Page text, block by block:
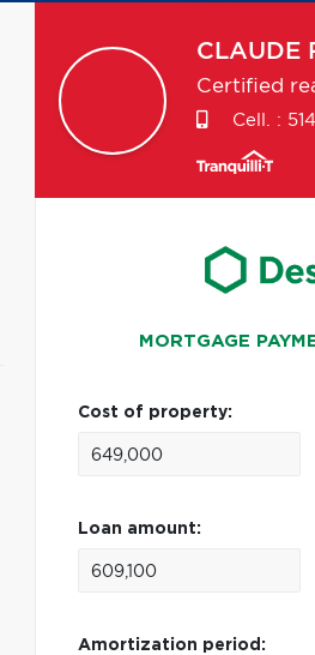
CLAUDE
Certified
Cell. :
MORTGAGE
Cost of property:
Loan amount:
Amortization period: